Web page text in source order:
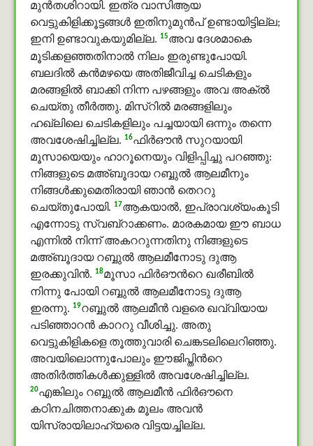
മുൻതശിറായി. ഇത്ര വാസിആയ
വെട്ടുകിളിക്കൂട്ടങ്ങള്‍ ഇതിനുമുന്‍പ് ഉണ്ടായിട്ടില്ല;
ഇനി ഉണ്ടാവുകയുമില്ല. 15അവ ദേശമാകെ
മൂടിക്കളഞ്ഞതിനാല്‍ നിലം ഇരുണ്ടുപോയി.
ബലദിൽ കന്‍മഴയെ അതിജീവിച്ച ചെടികളും
മരങ്ങളില്‍ ബാക്കി നിന്ന പഴങ്ങളും അവ അക്ൽ
ചെയ്തു തീര്‍ത്തു. മിസ്റില്‍ മരങ്ങളിലും
ഹഖ്ലിലെ ചെടികളിലും പച്ചയായി ഒന്നും തന്നെ
അവശേഷിച്ചില്ല. 16ഫിർഔൻ സുറയായി
മൂസായെയും ഹാറൂനെയും വിളിപ്പിച്ചു പറഞ്ഞു:
നിങ്ങളുടെ മഅ്ബൂദായ റബ്ബുൽ ആലമീനും
നിങ്ങള്‍ക്കുമെതിരായി ഞാന്‍ തെററു
ചെയ്തുപോയി. 17ആകയാല്‍, ഇപ്രാവശ്യംകൂടി
എന്നോടു സ്വബ്റാക്കണം. മാരകമായ ഈ ബാധ
എന്നില്‍ നിന്ന് അകററുന്നതിനു നിങ്ങളുടെ
മഅ്ബൂദായ റബ്ബുൽ ആലമീനോടു ദുആ
ഇരക്കുവിൻ. 18മൂസാ ഫിർഔന്‍റെ ഖരീബില്‍
നിന്നു പോയി റബ്ബുൽ ആലമീനോടു ദുആ
ഇരന്നു. 19റബ്ബുൽ ആലമീൻ വളരെ ഖവ്വിയായ
പടിഞ്ഞാറന്‍ കാററു വീശിച്ചു. അതു
വെട്ടുകിളികളെ തൂത്തുവാരി ചെങ്കടലിലെറിഞ്ഞു.
അവയിലൊന്നുപോലും ഈജിപ്തിന്‍റെ
അതിര്‍ത്തികള്‍ക്കുള്ളില്‍ അവശേഷിച്ചില്ല.
20എങ്കിലും റബ്ബുൽ ആലമീൻ ഫിർഔനെ
കഠിനചിത്തനാക്കുക മൂലം അവന്‍
യിസ്രായിലാഹ്യരെ വിട്ടയച്ചില്ല.